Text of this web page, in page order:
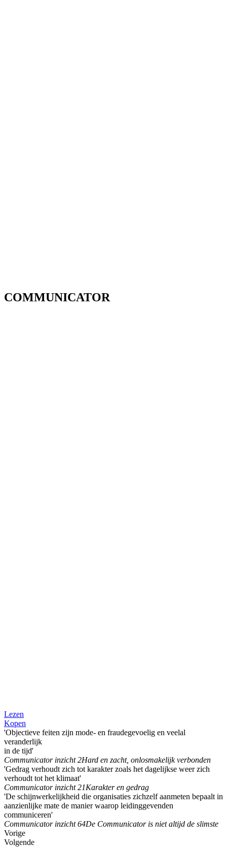
COMMUNICATOR
Lezen
Kopen
'Objectieve feiten zijn mode- en fraudegevoelig en veelal
veranderlijk
in de tijd'
Communicator inzicht 2Hard en zacht, onlosmakelijk verbonden
'Gedrag verhoudt zich tot karakter zoals het dagelijkse weer zich
verhoudt tot het klimaat'
Communicator inzicht 21Karakter en gedrag
'De schijnwerkelijkheid die organisaties zichzelf aanmeten bepaalt in
aanzienlijke mate de manier waarop leidinggevenden
communiceren'
Communicator inzicht 64De Communicator is niet altijd de slimste
Vorige
Volgende